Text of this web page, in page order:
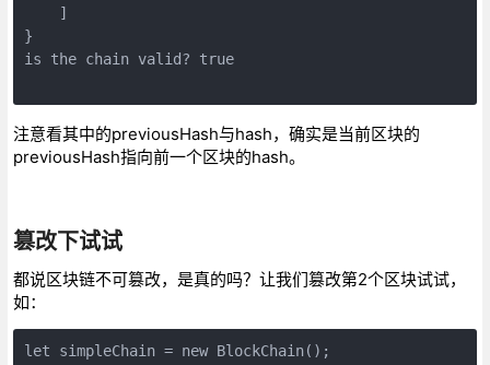
    ]
}
is the chain valid? true
注意看其中的previousHash与hash，确实是当前区块的
previousHash指向前一个区块的hash。
篡改下试试
都说区块链不可篡改，是真的吗？让我们篡改第2个区块试试，
如：
let simpleChain = new BlockChain();